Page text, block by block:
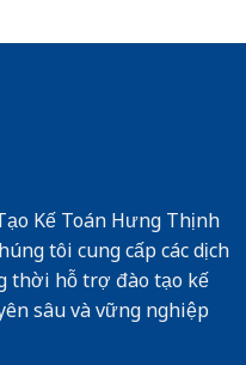
Kế Toán Hưng Thịnh
tôi cung cấp các dịch
thời hỗ trợ đào tạo kế
sâu và vững nghiệp